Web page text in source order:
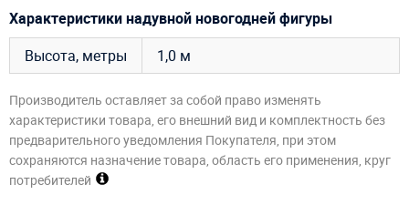
Характеристики надувной новогодней фигуры
Высота, метры
1,0 м
Производитель оставляет за собой право изменять
характеристики товара, его внешний вид и комплектность без
предварительного уведомления Покупателя, при этом
сохраняются назначение товара, область его применения, круг
потребителей